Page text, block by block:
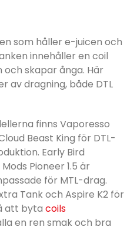
som håller e-juicen och
innehåller en coil
skapar ånga. Här
av dragning, både DTL
finns Vaporesso
Beast King för DTL-
Early Bird
Pioneer 1.5 är
för MTL-drag.
Tank och Aspire K2 för
att byta coils
en ren smak och bra
Hjälp mig välja Vitsnus